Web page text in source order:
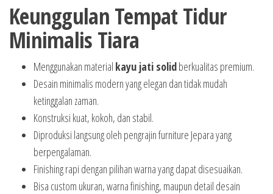
Keunggulan Tempat Tidur
Minimalis Tiara
Menggunakan material kayu jati solidberkualitas premium.
Desain minimalis modern yang elegan dan tidak mudah
ketinggalan zaman.
Konstruksi kuat, kokoh, dan stabil.
Diproduksi langsung oleh pengrajin furniture Jepara yang
berpengalaman.
Finishing rapi dengan pilihan warna yang dapat disesuaikan.
Bisa custom ukuran, warna finishing, maupun detail desain